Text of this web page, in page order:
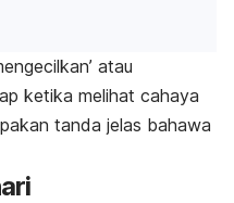
atau
ketika melihat cahaya
tanda jelas bahawa